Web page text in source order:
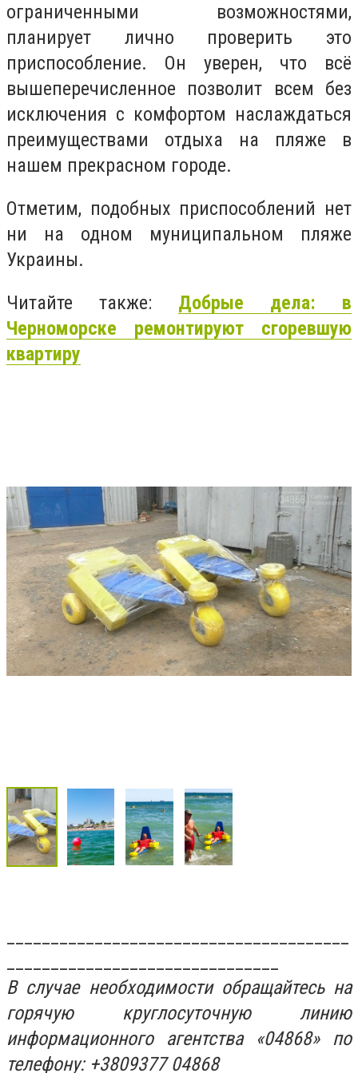
ограниченными возможностями,
планирует лично проверить это
приспособление. Он уверен, что всё
вышеперечисленное позволит всем без
исключения с комфортом наслаждаться
преимуществами отдыха на пляже в
нашем прекрасном городе.
Отметим, подобных приспособлений нет
ни на одном муниципальном пляже
Украины.
Читайте также: Добрые дела: в
Черноморске ремонтируют сгоревшую
квартиру
В случае необходимости обращайтесь на
горячую круглосуточную линию
информационного агентства «04868» по
телефону: +3809377 04868